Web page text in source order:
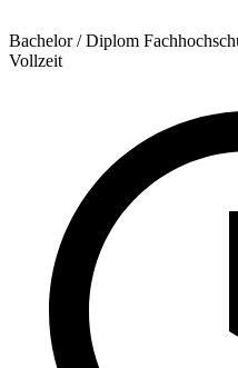
Bachelor / Diplom
Vollzeit